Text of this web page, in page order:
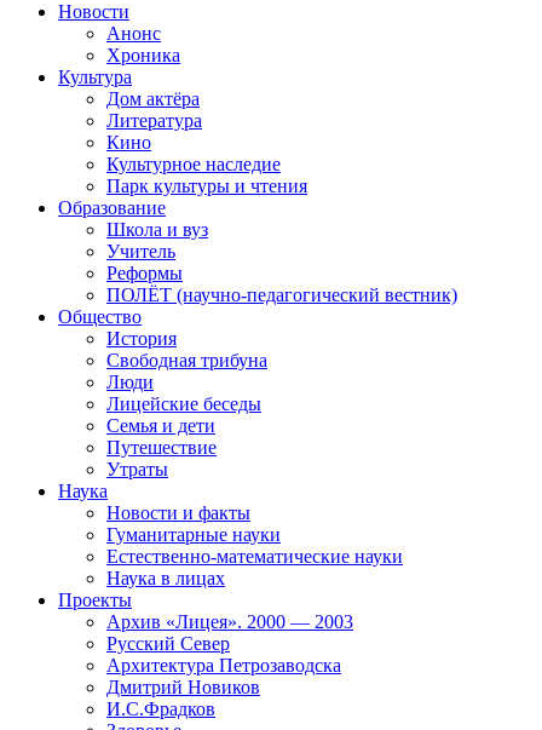
Новости
Анонс
Хроника
Культура
Дом актёра
Литература
Кино
Культурное наследие
Парк культуры и чтения
Образование
Школа и вуз
Учитель
Реформы
ПОЛЁТ (научно-педагогический вестник)
Общество
История
Свободная трибуна
Люди
Лицейские беседы
Семья и дети
Путешествие
Утраты
Наука
Новости и факты
Гуманитарные науки
Естественно-математические науки
Наука в лицах
Проекты
Архив «Лицея». 2000 — 2003
Русский Север
Архитектура Петрозаводска
Дмитрий Новиков
И.С.Фрадков